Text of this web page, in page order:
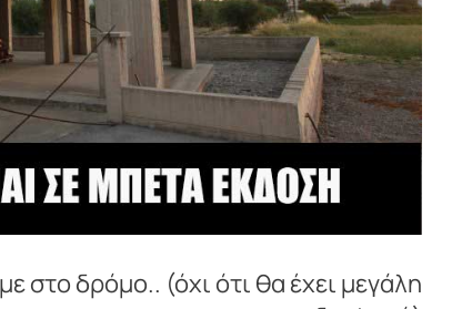
στο δρόμο.. (όχι ότι θα έχει μεγάλη